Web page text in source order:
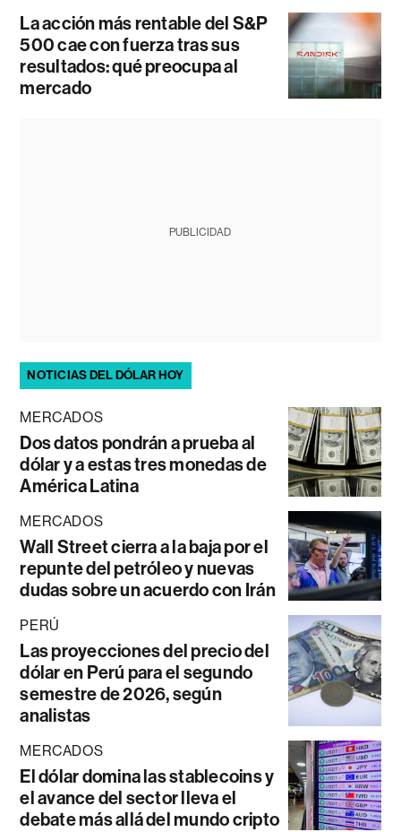
La acción más rentable del S&P
500 cae con fuerza tras sus
resultados: qué preocupa al
mercado
PUBLICIDAD
NOTICIAS DEL DÓLAR HOY
MERCADOS
Dos datos pondrán a prueba al
dólar y a estas tres monedas de
América Latina
MERCADOS
Wall Street cierra a la baja por el
repunte del petróleo y nuevas
dudas sobre un acuerdo con Irán
PERÚ
Las proyecciones del precio del
dólar en Perú para el segundo
semestre de 2026, según
analistas
MERCADOS
El dólar domina las stablecoins y
el avance del sector lleva el
debate más allá del mundo cripto